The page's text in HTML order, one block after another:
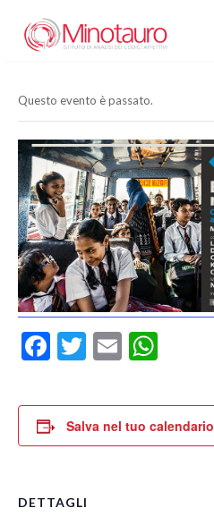
Questo evento è passato.
Facebook
Twitter
Email
Salva nel tuo calendario
DETTAGLI